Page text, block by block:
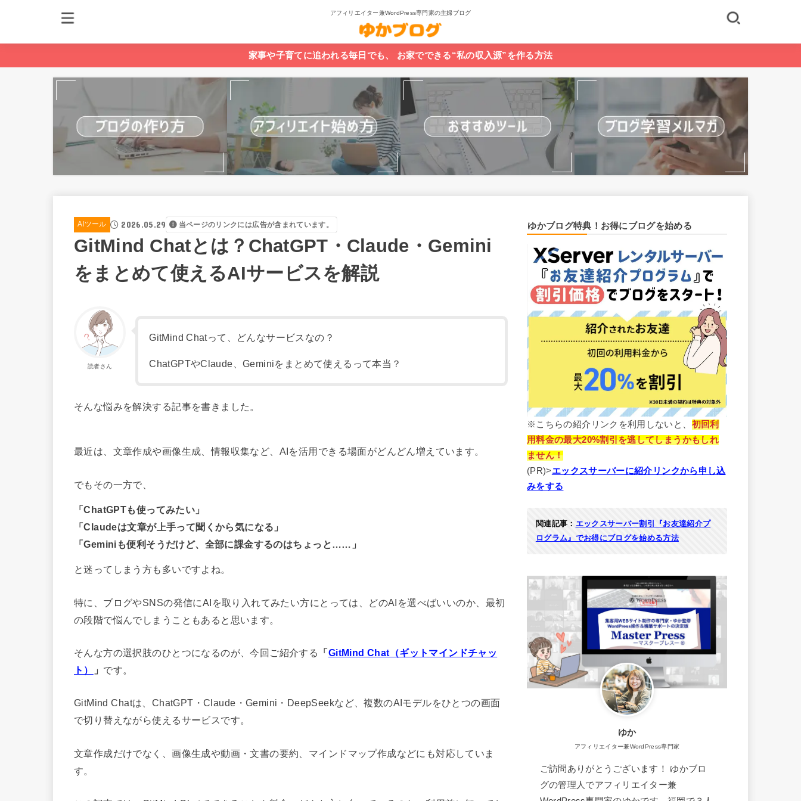
アフィリエイター兼WordPress専門家の主婦ブログ
家事や子育てに追われる毎日でも、 お家でできる“私の収入源”を作る方法
AIツール 2026.05.29 当ページのリンクには広告が含まれています。
GitMind Chatとは？ChatGPT・Claude・Gemini
をまとめて使えるAIサービスを解説
読者さん
GitMind Chatって、どんなサービスなの？
ChatGPTやClaude、Geminiをまとめて使えるって本当？
そんな悩みを解決する記事を書きました。
最近は、文章作成や画像生成、情報収集など、AIを活用できる場面がどんどん増えています。
でもその一方で、
「ChatGPTも使ってみたい」
「Claudeは文章が上手って聞くから気になる」
「Geminiも便利そうだけど、全部に課金するのはちょっと……」
と迷ってしまう方も多いですよね。
特に、ブログやSNSの発信にAIを取り入れてみたい方にとっては、どのAIを選べばいいのか、最初
の段階で悩んでしまうこともあると思います。
そんな方の選択肢のひとつになるのが、今回ご紹介する 「GitMind Chat（ギットマインドチャッ
ト）
」 です。
GitMind Chatは、ChatGPT・Claude・Gemini・DeepSeekなど、複数のAIモデルをひとつの画面
で切り替えながら使えるサービスです。
文章作成だけでなく、画像生成や動画・文書の要約、マインドマップ作成などにも対応していま
す。
ゆかブログ特典！お得にブログを始める
※こちらの紹介リンクを利用しないと、 初回利
用料金の最大20%割引を逃してしまうかもしれ
ません！
(PR)>エックスサーバーに紹介リンクから申し込
みをする
関連記事： エックスサーバー割引『お友達紹介プ
ログラム』でお得にブログを始める方法
ゆか
アフィリエイター兼WordPress専門家
ご訪問ありがとうございます！ ゆかブロ
グの管理人でアフィリエイター兼